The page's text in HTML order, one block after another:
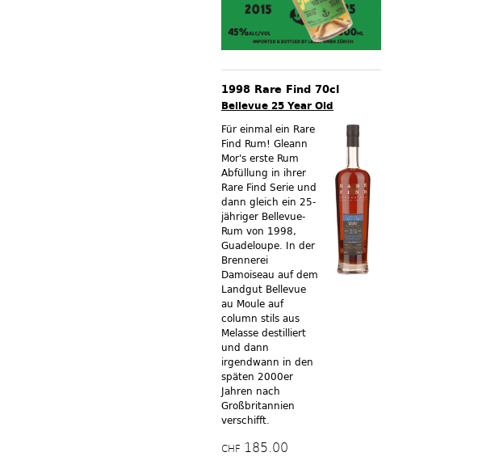
1998 Rare Find 70cl
Bellevue 25 Year Old
Für einmal ein Rare
Find Rum! Gleann
Mor's erste Rum
Abfüllung in ihrer
Rare Find Serie und
dann gleich ein 25-
jähriger Bellevue-
Rum von 1998,
Guadeloupe. In der
Brennerei
Damoiseau auf dem
Landgut Bellevue
au Moule auf
column stils aus
Melasse destilliert
und dann
irgendwann in den
späten 2000er
Jahren nach
Großbritannien
verschifft.
CHF 185.00